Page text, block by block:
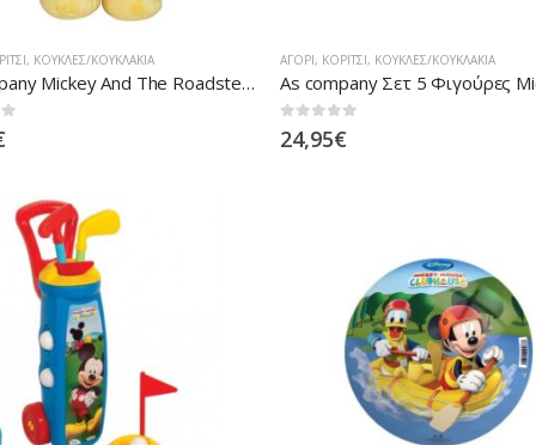
, ΚΟΎΚΛΕΣ/ΚΟΥΚΛΆΚΙΑ
As company Mickey And The Roadster Racers Χνουδωτό Mickey Mouse 61 Εκ.
ΑΓΌΡΙ, ΚΟΡΊΤΣΙ, ΚΟΎΚΛΕΣ/ΚΟΥΚΛΆΚΙΑ
0out of 5
24,95€